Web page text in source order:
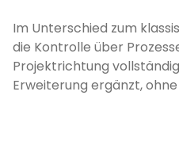
Im Unterschied zum
die Kontrolle über
Projektrichtung
Erweiterung ergänzt,